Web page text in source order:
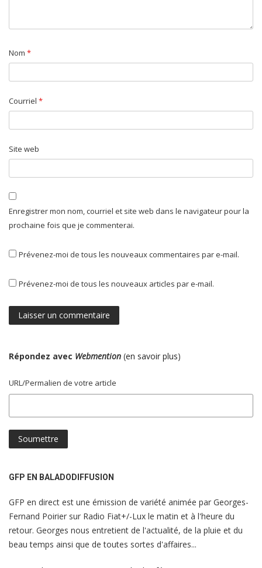
Nom *
Courriel *
Site web
Enregistrer mon nom, courriel et site web dans le navigateur pour la
prochaine fois que je commenterai.
Prévenez-moi de tous les nouveaux commentaires par e-mail.
Prévenez-moi de tous les nouveaux articles par e-mail.
Répondez avec Webmention (en savoir plus)
URL/Permalien de votre article
GFP EN BALADODIFFUSION
GFP en direct est une émission de variété animée par Georges-
Fernand Poirier sur Radio Fiat+/-Lux le matin et à l'heure du
retour. Georges nous entretient de l'actualité, de la pluie et du
beau temps ainsi que de toutes sortes d'affaires...